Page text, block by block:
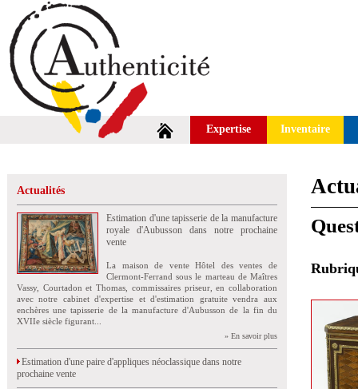
Expertise Inventaire
Actualités
Estimation d'une tapisserie de la manufacture
royale d'Aubusson dans notre prochaine
vente
La maison de vente Hôtel des ventes de
Clermont-Ferrand sous le marteau de Maîtres
Vassy, Courtadon et Thomas, commissaires priseur, en collaboration
avec notre cabinet d'expertise et d'estimation gratuite vendra aux
enchères une tapisserie de la manufacture d'Aubusson de la fin du
XVIIe siècle figurant...
» En savoir plus
Estimation d'une paire d'appliques néoclassique dans notre
prochaine vente